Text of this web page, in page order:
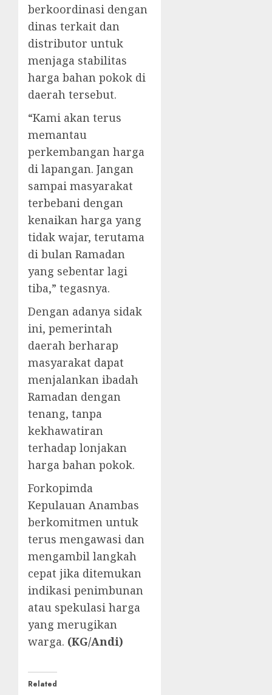
berkoordinasi dengan
dinas terkait dan
distributor untuk
menjaga stabilitas
harga bahan pokok di
daerah tersebut.
“Kami akan terus
memantau
perkembangan harga
di lapangan. Jangan
sampai masyarakat
terbebani dengan
kenaikan harga yang
tidak wajar, terutama
di bulan Ramadan
yang sebentar lagi
tiba,” tegasnya.
Dengan adanya sidak
ini, pemerintah
daerah berharap
masyarakat dapat
menjalankan ibadah
Ramadan dengan
tenang, tanpa
kekhawatiran
terhadap lonjakan
harga bahan pokok.
Forkopimda
Kepulauan Anambas
berkomitmen untuk
terus mengawasi dan
mengambil langkah
cepat jika ditemukan
indikasi penimbunan
atau spekulasi harga
yang merugikan
warga. (KG/Andi)
Related